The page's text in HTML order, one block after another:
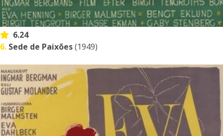
6.24
6. Sede de Paixões(1949)